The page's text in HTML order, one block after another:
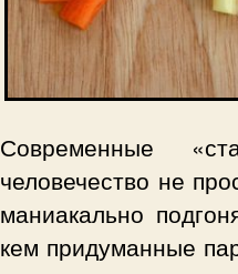
Современные
человечество не
маниакально
кем придуманные